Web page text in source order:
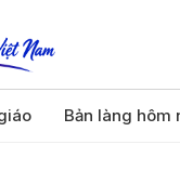
Bản làng hôm